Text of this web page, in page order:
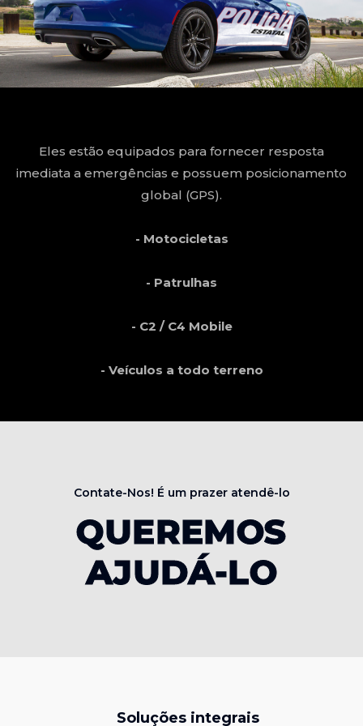
Eles estão equipados para fornecer resposta
imediata a emergências e possuem posicionamento
global (GPS).
- Motocicletas
- Patrulhas
- C2 / C4 Mobile
- Veículos a todo terreno
QUEREMOS
AJUDÁ-LO
Contate-Nos! É um prazer atendê-lo
Soluções integrais